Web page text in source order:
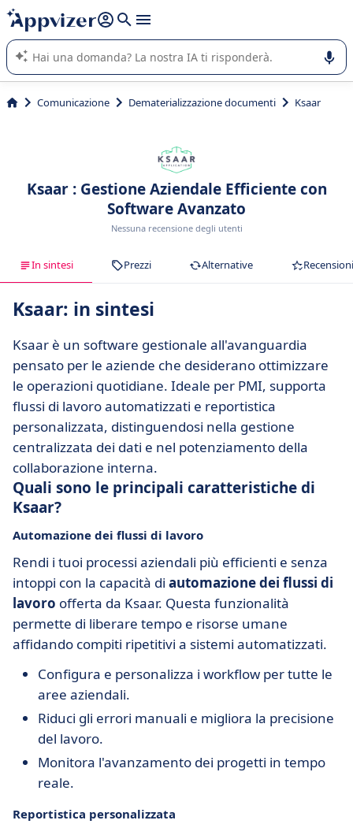
righe con
shift + enter
L'IA di Appvizer vi guida nell'utilizzo o nella scelta di un
software SaaS per la vostra azienda.
Comunicazione Dematerializzazione documenti Ksaar
Ksaar : Gestione Aziendale Efficiente con
Software Avanzato
Nessuna recensione degli utenti
In sintesi Prezzi Alternative Recensioni
Ksaar: in sintesi
Ksaar è un software gestionale all'avanguardia
pensato per le aziende che desiderano ottimizzare
le operazioni quotidiane. Ideale per PMI, supporta
flussi di lavoro automatizzati e reportistica
personalizzata, distinguendosi nella gestione
centralizzata dei dati e nel potenziamento della
collaborazione interna.
Quali sono le principali caratteristiche di
Ksaar?
Automazione dei flussi di lavoro
Rendi i tuoi processi aziendali più efficienti e senza
intoppi con la capacità di automazione dei flussi di
lavoro offerta da Ksaar. Questa funzionalità
permette di liberare tempo e risorse umane
affidando compiti ripetitivi a sistemi automatizzati.
Configura e personalizza i workflow per tutte le
aree aziendali.
Riduci gli errori manuali e migliora la precisione
del lavoro.
Monitora l'avanzamento dei progetti in tempo
reale.
Reportistica personalizzata